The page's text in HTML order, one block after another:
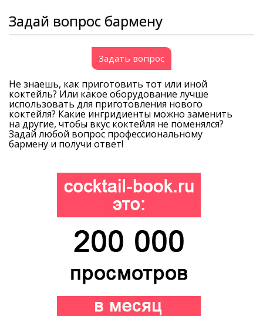
Задай вопрос бармену
Задать вопрос
Не знаешь, как приготовить тот или иной
коктейль? Или какое оборудование лучше
использовать для приготовления нового
коктейля? Какие ингридиенты можно заменить
на другие, чтобы вкус коктейля не поменялся?
Задай любой вопрос профессиональному
бармену и получи ответ!